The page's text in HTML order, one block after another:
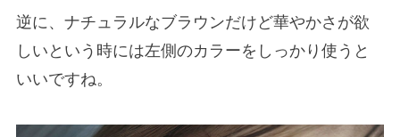
逆に、ナチュラルなブラウンだけど華やかさが欲
しいという時には左側のカラーをしっかり使うと
いいですね。